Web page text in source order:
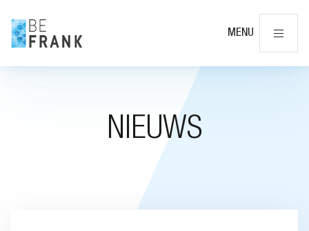
MENU
NIEUWS